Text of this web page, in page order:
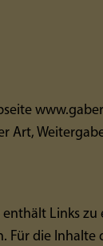
Art,
enthält Links
Für die